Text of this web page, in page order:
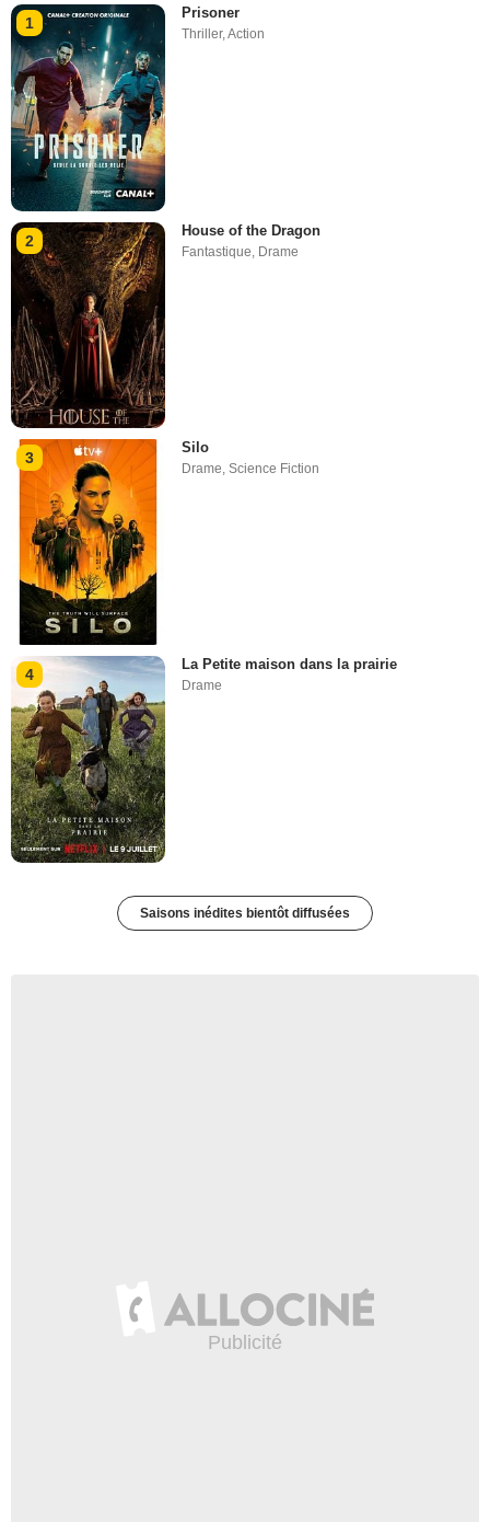
1
Prisoner
Thriller,Action
2
House of the Dragon
Fantastique Drame
3
Silo
Drame,Science Fiction
4
La Petite maison dans la prairie
Drame
Saisons inédites bientôt diffusées